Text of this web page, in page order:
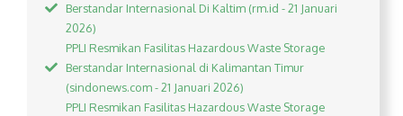
Berstandar Internasional Di Kaltim (rm.id - 21 Januari
2026)
PPLI Resmikan Fasilitas Hazardous Waste Storage
Berstandar Internasional di Kalimantan Timur
(sindonews.com - 21 Januari 2026)
PPLI Resmikan Fasilitas Hazardous Waste Storage